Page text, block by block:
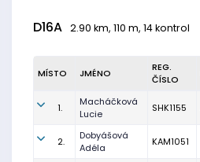
D16A 2.90 km, 110 m, 14 kontrol
MÍSTO JMÉNO
REG.
ČÍSLO
1.
Macháčková
Lucie
SHK1155
2.
Dobyášová
Adéla
KAM1051